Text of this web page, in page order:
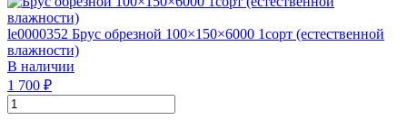
le0000352 Брус обрезной 100×150×6000 1сорт (естественной
влажности)
В наличии
1 700 ₽